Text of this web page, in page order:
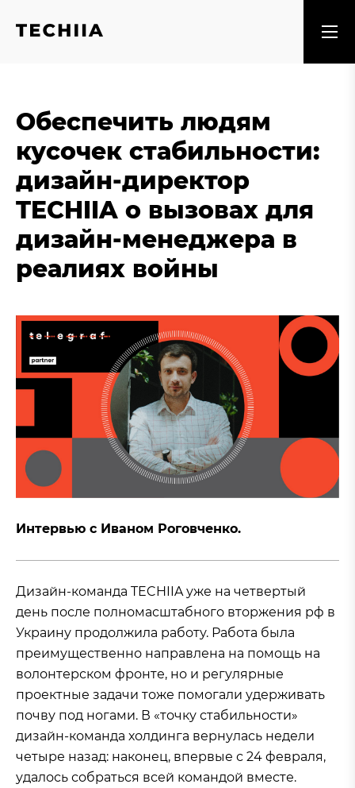
Обеспечить людям
кусочек стабильности:
дизайн-директор
TECHIIA о вызовах для
дизайн-менеджера в
реалиях войны
Интервью с Иваном Роговченко.
Дизайн-команда TECHIIA уже на четвертый
день после полномасштабного вторжения рф в
Украину продолжила работу. Работа была
преимущественно направлена на помощь на
волонтерском фронте, но и регулярные
проектные задачи тоже помогали удерживать
почву под ногами. В «точку стабильности»
дизайн-команда холдинга вернулась недели
четыре назад: наконец, впервые с 24 февраля,
удалось собраться всей командой вместе.